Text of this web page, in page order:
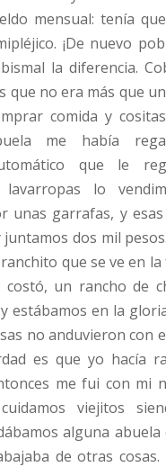
mensual: tenía
¡De nuevo
la diferencia.
que no era más que
comida y
me había
que le
lavarropas lo
unas garrafas, y
juntamos dos mil
que se ve en
costó, un rancho de
estábamos en la
no anduvieron con
es que yo hacía
me fui con mi
viejitos
alguna abuela
de otras cosas.